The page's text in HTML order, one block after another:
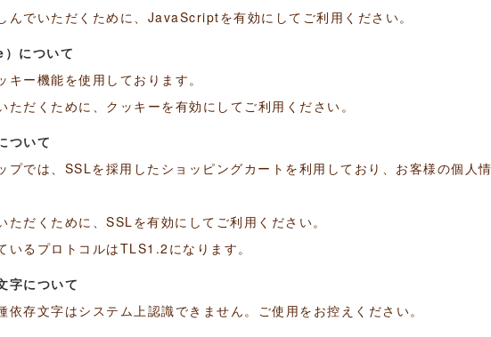
んでいただくために、JavaScriptを有効にしてご利用ください。
について
キー機能を使用しております。
ただくために、クッキーを有効にしてご利用ください。
ついて
プでは、SSLを採用したショッピングカートを利用しており、お客様の個人
ただくために、SSLを有効にしてご利用ください。
いるプロトコルはTLS1.2になります。
字について
依存文字はシステム上認識できません。ご使用をお控えください。